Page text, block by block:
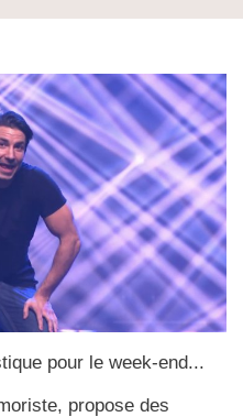
pour le week-end...
propose des